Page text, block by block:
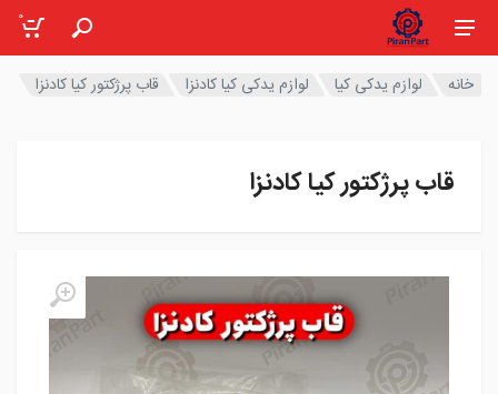
0
خانه لوازم یدکی کیا لوازم یدکی کیا کادنزا قاب پرژکتور کیا کادنزا
قاب پرژکتور کیا کادنزا